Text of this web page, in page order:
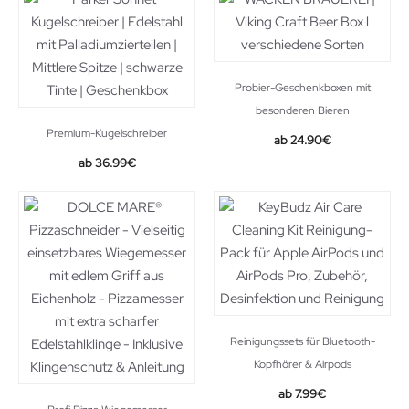
Premium-Kugelschreiber
Original
was:
36.99€Current
is:
Probier-Geschenkboxen mit
besonderen Bieren
24.90€
Reinigungssets für Bluetooth-
Kopfhörer & Airpods
7.99€